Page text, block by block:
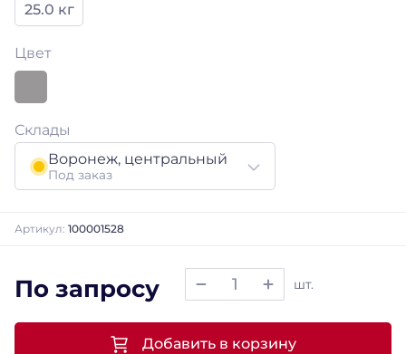
25.0 кг
Цвет
Склады
Воронеж, центральный
Под заказ
Артикул: 100001528
По запросу шт.
Добавить в корзину